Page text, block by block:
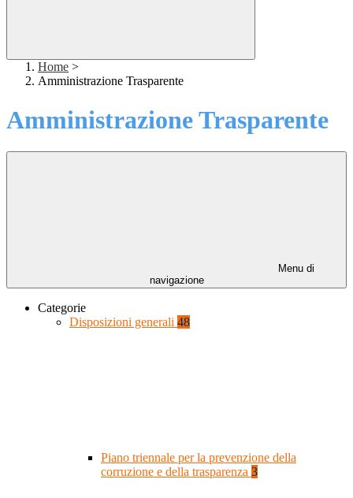
Home >
Amministrazione Trasparente
Amministrazione Trasparente
Menu di
navigazione
Categorie
Disposizioni generali 48
Piano triennale per la prevenzione della
corruzione e della trasparenza 3